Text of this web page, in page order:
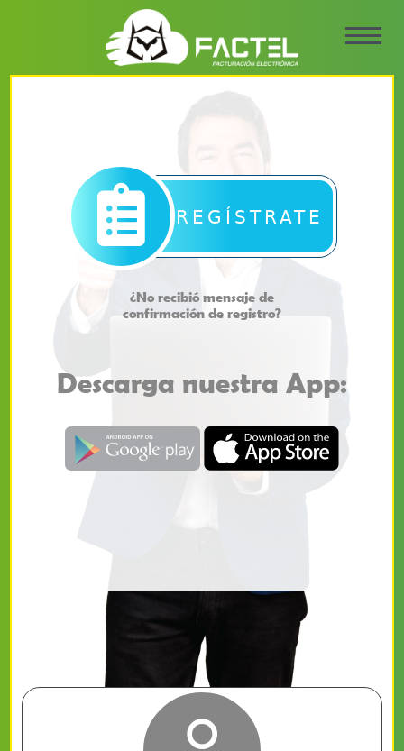
REGÍSTRATE
¿No recibió mensaje de
confirmación de registro?
Descarga nuestra App: